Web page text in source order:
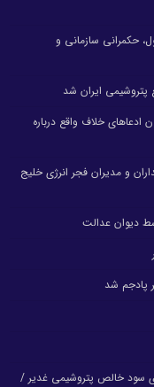
حکمرانی سازمانی و
ایران شد
خلاف واقع درباره
و مدیران فجر انرژی خلیج
دیوان عدالت
پادجم شد
درآمد عملیاتی و رشد ۲۰۶ درصدی سود خالص پتروشیمی غدیر /